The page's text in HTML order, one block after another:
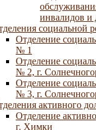
инвалидов и
социальной
Отделение
№ 1
Отделение
№ 2, г.
Отделение
№ 3, г.
активного
Отделение
г. Химки